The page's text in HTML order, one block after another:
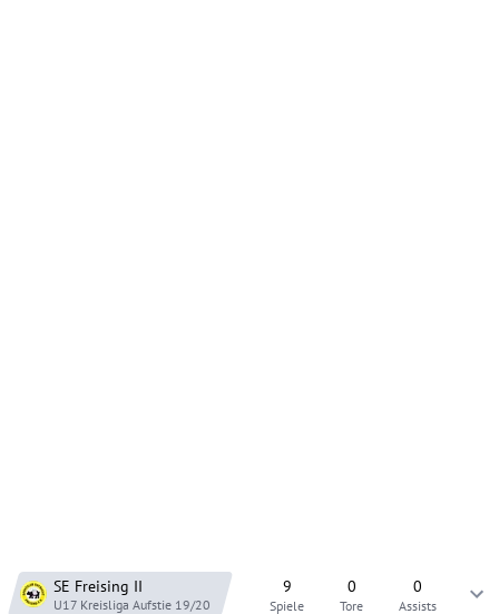
SE Freising II
U17 Kreisliga Aufstie 19/20
9
Spiele
0
Tore
0
Assists